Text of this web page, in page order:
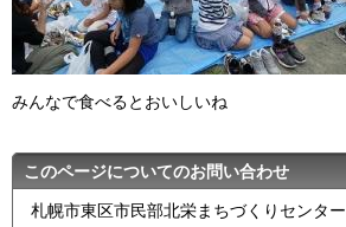
みんなで食べるとおいしいね
このページについてのお問い合わせ
札幌市東区市民部北栄まちづくりセンター